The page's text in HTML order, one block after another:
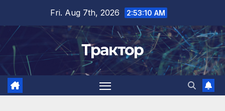
content
Fri. Aug 7th, 2026 2:53:11 AM
Трактор